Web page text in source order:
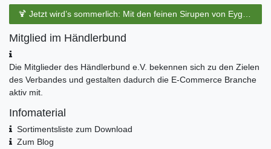
🍹 Jetzt wird’s sommerlich: Mit den feinen Sirupen von Eyguebelle entstehen erfrischende Cocktails und köstliche Sommerdrinks.
Mitglied im Händlerbund
Die Mitglieder des Händlerbund e.V. bekennen sich zu den Zielen
des Verbandes und gestalten dadurch die E-Commerce Branche
aktiv mit.
Infomaterial
Sortimentsliste zum Download
Zum Blog